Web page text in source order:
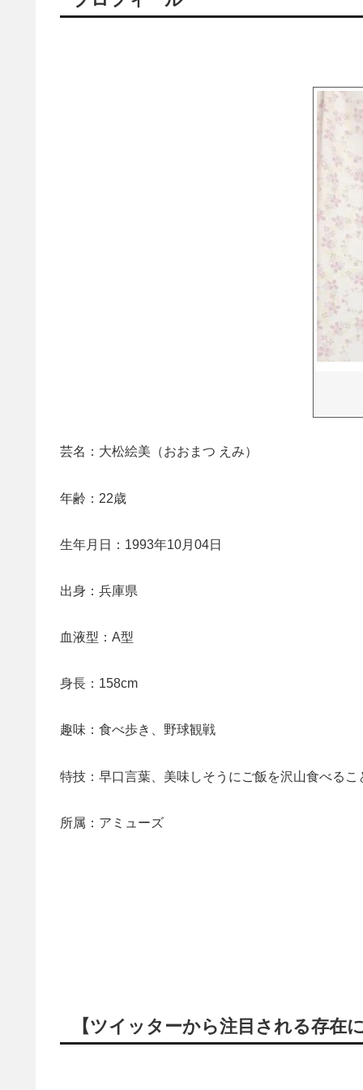
芸名：大松絵美（おおまつ えみ）
年齢：22歳
生年月日：1993年10月04日
出身：兵庫県
血液型：A型
身長：158cm
趣味：食べ歩き、野球観戦
特技：早口言葉、美味しそうにご飯を沢山食べるこ
所属：アミューズ
【ツイッターから注目される存在に